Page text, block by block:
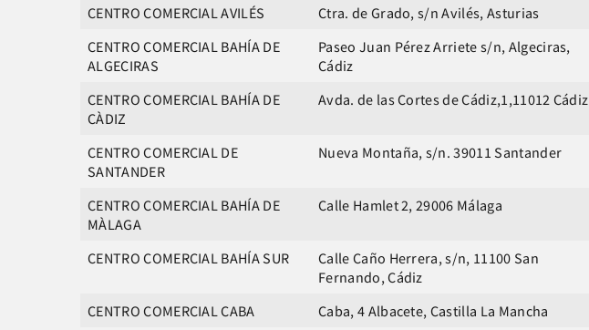
CENTRO COMERCIAL AVILÉS
Ctra. de Grado, s/n Avilés, Asturias
CENTRO COMERCIAL BAHÍA DE
ALGECIRAS
Paseo Juan Pérez Arriete s/n, Algeciras,
Cádiz
CENTRO COMERCIAL BAHÍA DE
CÀDIZ
Avda. de las Cortes de Cádiz,1,11012 Cádiz
CENTRO COMERCIAL DE
SANTANDER
Nueva Montaña, s/n. 39011 Santander
CENTRO COMERCIAL BAHÍA DE
MÀLAGA
Calle Hamlet 2, 29006 Málaga
CENTRO COMERCIAL BAHÍA SUR
Calle Caño Herrera, s/n, 11100 San
Fernando, Cádiz
CENTRO COMERCIAL CABA Caba, 4 Albacete, Castilla La Mancha